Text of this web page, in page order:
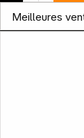
News